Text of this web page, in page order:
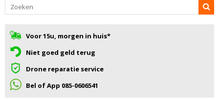
Voor 15u, morgen in huis*
Niet goed geld terug
Drone reparatie service
Bel of App 085-0606541